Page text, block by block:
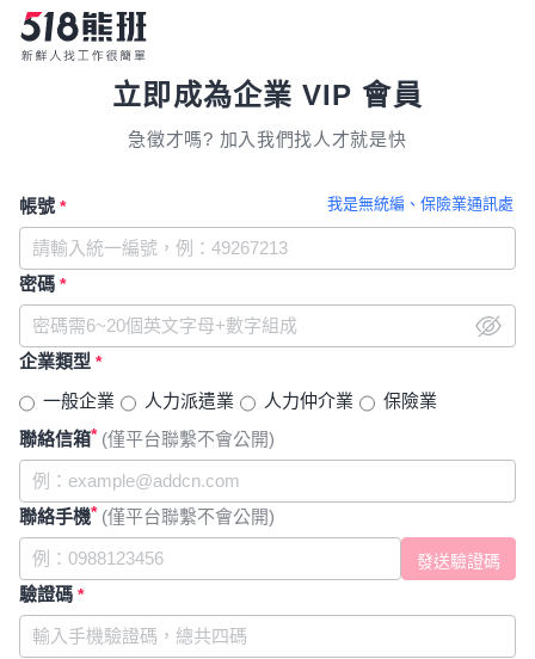
立即成為企業 VIP 會員
急徵才嗎? 加入我們找人才就是快
我是無統編、保險業通訊處
帳號 *
密碼 *
企業類型 *
一般企業 人力派遣業 人力仲介業
保險業
聯絡信箱* (僅平台聯繫不會公開)
聯絡手機* (僅平台聯繫不會公開)
驗證碼 *